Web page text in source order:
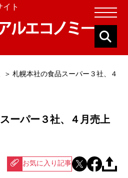
ト
札幌本社の食品スーパー３社、４月
ーパー３社、４月売上
お気に入り記事